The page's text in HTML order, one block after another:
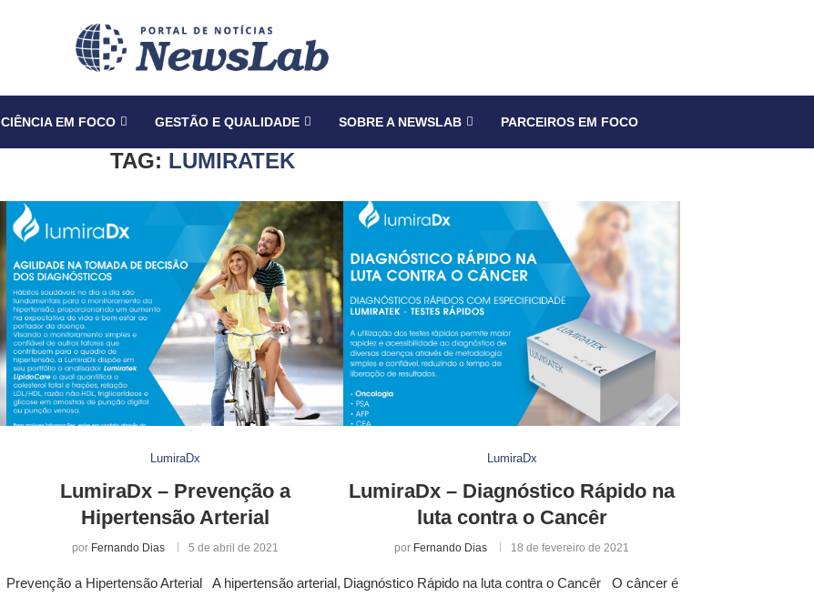
CIÊNCIA EM FOCO GESTÃO E QUALIDADE SOBRE A NEWSLAB PARCEIROS EM FOCO
TAG: LUMIRATEK
LumiraDx
LumiraDx – Prevenção a
Hipertensão Arterial
por Fernando Dias 5 de abril de 2021
Prevenção a Hipertensão Arterial A hipertensão arterial,
LumiraDx
LumiraDx – Diagnóstico Rápido na
luta contra o Cancêr
por Fernando Dias 18 de fevereiro de 2021
Diagnóstico Rápido na luta contra o Cancêr O câncer é